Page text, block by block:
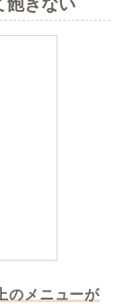
飽きない
のメニューが